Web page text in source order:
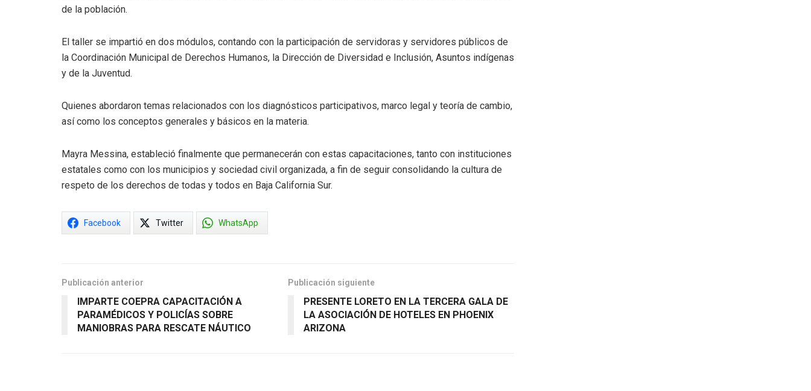
de la población.
El taller se impartió en dos módulos, contando con la participación de servidoras y servidores públicos de
la Coordinación Municipal de Derechos Humanos, la Dirección de Diversidad e Inclusión, Asuntos indígenas
y de la Juventud.
Quienes abordaron temas relacionados con los diagnósticos participativos, marco legal y teoría de cambio,
así como los conceptos generales y básicos en la materia.
Mayra Messina, estableció finalmente que permanecerán con estas capacitaciones, tanto con instituciones
estatales como con los municipios y sociedad civil organizada, a fin de seguir consolidando la cultura de
respeto de los derechos de todas y todos en Baja California Sur.
Facebook Twitter WhatsApp
Publicación anterior
IMPARTE COEPRA CAPACITACIÓN A
PARAMÉDICOS Y POLICÍAS SOBRE
MANIOBRAS PARA RESCATE NÁUTICO
Publicación siguiente
PRESENTE LORETO EN LA TERCERA GALA DE
LA ASOCIACIÓN DE HOTELES EN PHOENIX
ARIZONA